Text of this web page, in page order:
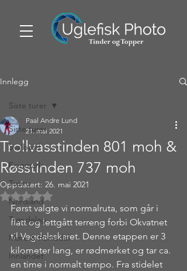
Innlegg
Siste turer
Svalbard
Finnmark
Troms
Nordland
Trøndelag
Møre & Romsdal
Innlandet
Siste turer
Trollvasstinden 801 moh &
Røsstinden 737 moh
Paal Andre Lund
21. mai 2021
Oppdatert: 26. mai 2021
Gitt NaN av 5 stjerner.
Først valgte vi normalruta, som går i
flatt og lettgått terreng forbi Okvatnet
til Vegdalsskaret. Denne etappen er 3
kilometer lang, er rødmerket og tar ca.
en time i normalt tempo. Fra stidelet